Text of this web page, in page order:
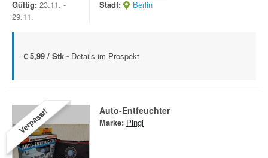
Gültig: 23.11. -
29.11.
Stadt:
Berlin
€ 5,99 / Stk - Details im Prospekt
Verpasst! Auto-Entfeuchter
Marke: Pingi